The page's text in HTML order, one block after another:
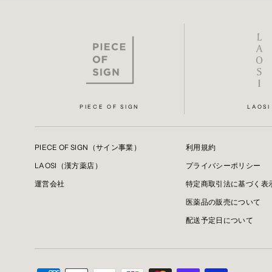
PIECE OF SIGN LAOSI
PIECE OF SIGN（サイン事業）
LAOSI（漢方薬店）
運営会社
利用規約
プライバシーポリシー
特定商取引法に基づく表
医薬品の販売について
配送予定日について